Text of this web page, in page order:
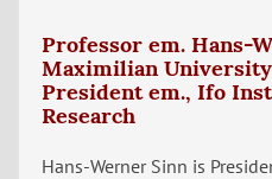
Professor em. Hans-
Maximilian
President em., Ifo
Research
Hans-Werner Sinn is